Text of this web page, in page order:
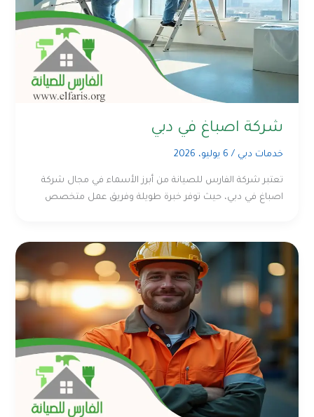
شركة اصباغ في دبي
خدمات دبي / 6 يوليو، 2026
تعتبر شركة الفارس للصيانة من أبرز الأسماء في مجال شركة
اصباغ في دبي، حيث توفر خبرة طويلة وفريق عمل متخصص